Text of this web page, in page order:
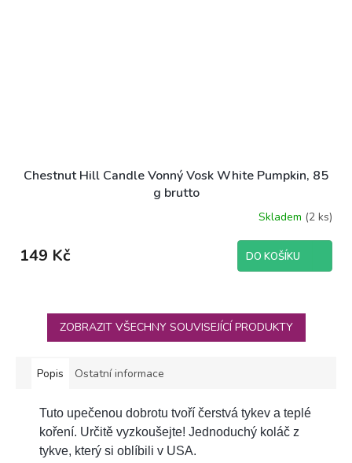
Chestnut Hill Candle Vonný Vosk White Pumpkin, 85
g brutto
produktu
je
hvězdiček.
Skladem (2 ks)
149 Kč DO KOŠÍKU
ZOBRAZIT VŠECHNY SOUVISEJÍCÍ PRODUKTY
Popis Ostatní informace
Tuto upečenou dobrotu tvoří čerstvá tykev a teplé
koření. Určitě vyzkoušejte! Jednoduchý koláč z
tykve, který si oblíbili v USA.